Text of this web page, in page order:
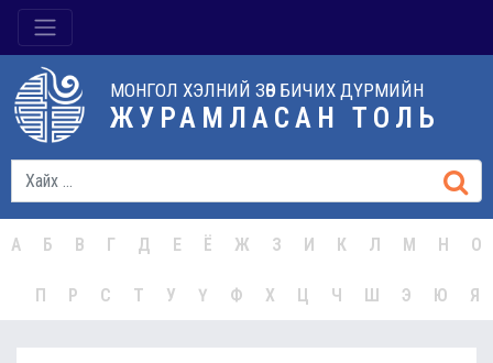
МОНГОЛ ХЭЛНИЙ ЗӨВ БИЧИХ ДҮРМИЙН
ЖУРАМЛАСАН ТОЛЬ
А Б В Г Д Е Ё Ж З И К Л М Н О
П Р С Т У Ү Ф Х Ц Ч Ш Э Ю Я